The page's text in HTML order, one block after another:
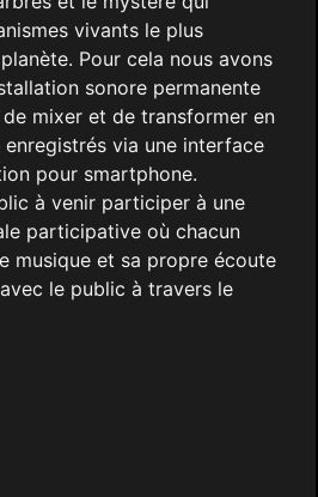
vivants le plus
Pour cela nous avons
sonore permanente
mixer et de transformer en
via une interface
pour smartphone.
à venir participer à une
participative où chacun
musique et sa propre écoute
le public à travers le